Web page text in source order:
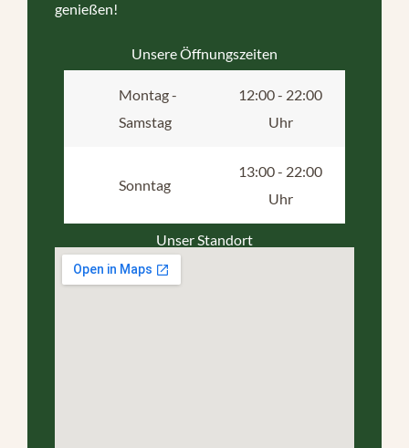
genießen!
Unsere Öffnungszeiten
Montag -
Samstag
12:00 - 22:00
Uhr
Sonntag
13:00 - 22:00
Uhr
Unser Standort